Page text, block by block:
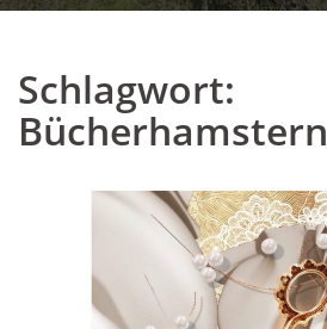
Schlagwort:
Bücherhamstern